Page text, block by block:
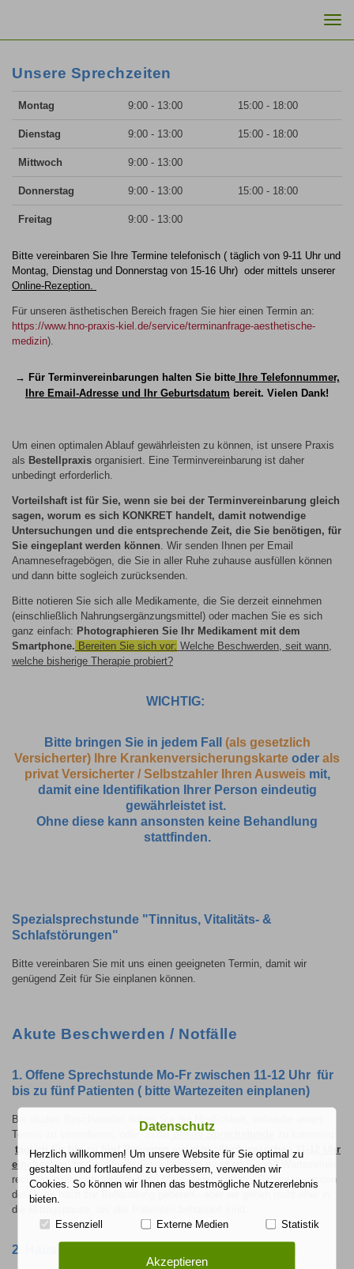
Unsere Sprechzeiten
Montag 9:00 - 13:00 15:00 - 18:00
Dienstag 9:00 - 13:00 15:00 - 18:00
Mittwoch 9:00 - 13:00
Donnerstag 9:00 - 13:00 15:00 - 18:00
Freitag 9:00 - 13:00
Bitte vereinbaren Sie Ihre Termine telefonisch ( täglich von 9-11 Uhr und
Montag, Dienstag und Donnerstag von 15-16 Uhr) oder mittels unserer
Online-Rezeption.
Für unseren ästhetischen Bereich fragen Sie hier einen Termin an:
https://www.hno-praxis-kiel.de/service/terminanfrage-aesthetische-
medizin).
→ Für Terminvereinbarungen halten Sie bitteIhre Telefonnummer,
Ihre Email-Adresse und Ihr Geburtsdatum bereit. Vielen Dank!
Um einen optimalen Ablauf gewährleisten zu können, ist unsere Praxis
als Bestellpraxis organisiert. Eine Terminvereinbarung ist daher
unbedingt erforderlich.
Vorteilshaft ist für Sie, wenn sie bei der Terminvereinbarung gleich
sagen, worum es sich KONKRET handelt, damit notwendige
Untersuchungen und die entsprechende Zeit, die Sie benötigen, für
Sie eingeplant werden können. Wir senden Ihnen per Email
Anamnesefragebögen, die Sie in aller Ruhe zuhause ausfüllen können
und dann bitte sogleich zurücksenden.
Bitte notieren Sie sich alle Medikamente, die Sie derzeit einnehmen
(einschließlich Nahrungsergänzungsmittel) oder machen Sie es sich
ganz einfach: Photographieren Sie Ihr Medikament mit dem
Smartphone. Bereiten Sie sich vor: Welche Beschwerden, seit wann,
welche bisherige Therapie probiert?
WICHTIG:
Bitte bringen Sie in jedem Fall (als gesetzlich
Versicherter) Ihre Krankenversicherungskarte oder als
privat Versicherter / Selbstzahler Ihren Ausweismit,
damit eine Identifikation Ihrer Person eindeutig
gewährleistet ist.
Ohne diese kann ansonsten keine Behandlung
stattfinden.
Spezialsprechstunde "Tinnitus, Vitalitäts- &
Schlafstörungen"
Bitte vereinbaren Sie mit uns einen geeigneten Termin, damit wir
genügend Zeit für Sie einplanen können.
Akute Beschwerden / Notfälle
1. Offene Sprechstunde Mo-Fr zwischen 11-12 Uhr für
bis zu fünf Patienten ( bitte Wartezeiten einplanen)
Bei akuten Beschwerden haben Sie die Möglichkeit, entweder einen
Termin zu vereinbaren, oder in dieoffene Sprechstunde
täglich für bis zu fünf Patienten ausschließlich zwischen 11-12 Uhr
einchecken. In der offenen Sprechstunde müssen Sie mit Wartezeiten
rechnen, weil noch andere diese Möglichkeit nutzen - Patienten werden
der Reihe nach zur Behandlung gebeten - aber wir gehen nicht eher in
die Mittagspause, bis alle Patienten behandelt sind.
2. Hausarzt-Vermittlung (HAFA-Überweisungen)
Datenschutz
Herzlich willkommen! Um unsere Website für Sie optimal zu
gestalten und fortlaufend zu verbessern, verwenden wir
Cookies. So können wir Ihnen das bestmögliche Nutzererlebnis
bieten.
Essenziell Externe Medien Statistik
Akzeptieren